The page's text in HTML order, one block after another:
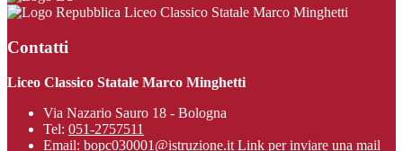
Liceo Classico Statale Marco Minghetti
Contatti
Liceo Classico Statale Marco Minghetti
Via Nazario Sauro 18 - Bologna
Tel: 051-2757511
Email: bopc030001@istruzione.it Link per inviare una mail